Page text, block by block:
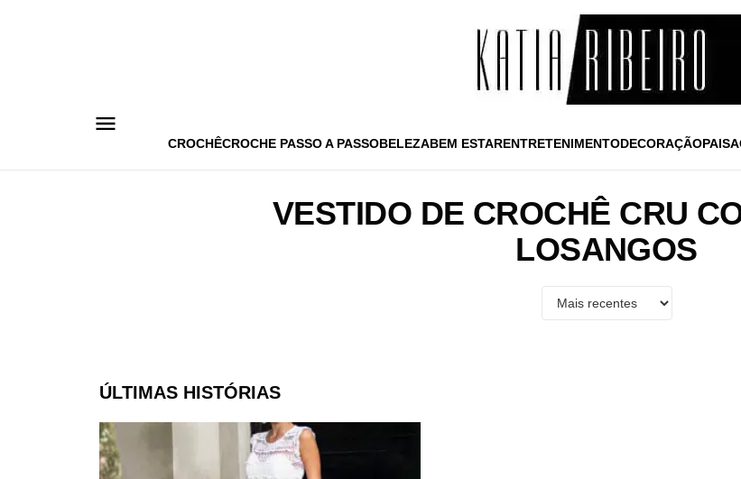
CROCHÊCROCHE PASSO A PASSOBELEZABEM ESTARENTRETENIMENTODECORAÇÃO
VESTIDO DE CROCHÊ CRU
LOSANGOS
ÚLTIMAS HISTÓRIAS